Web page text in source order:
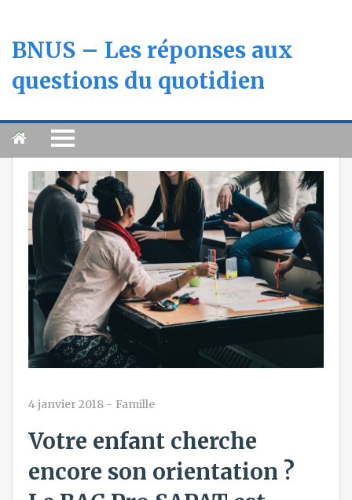
BNUS – Les réponses aux
questions du quotidien
4 janvier 2018 - Famille
Votre enfant cherche
encore son orientation ?